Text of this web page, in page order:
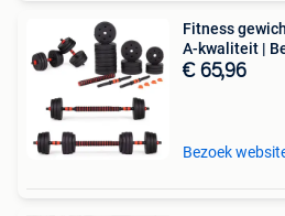
Fitness
A-kwaliteit |
€ 65,96
Bezoek